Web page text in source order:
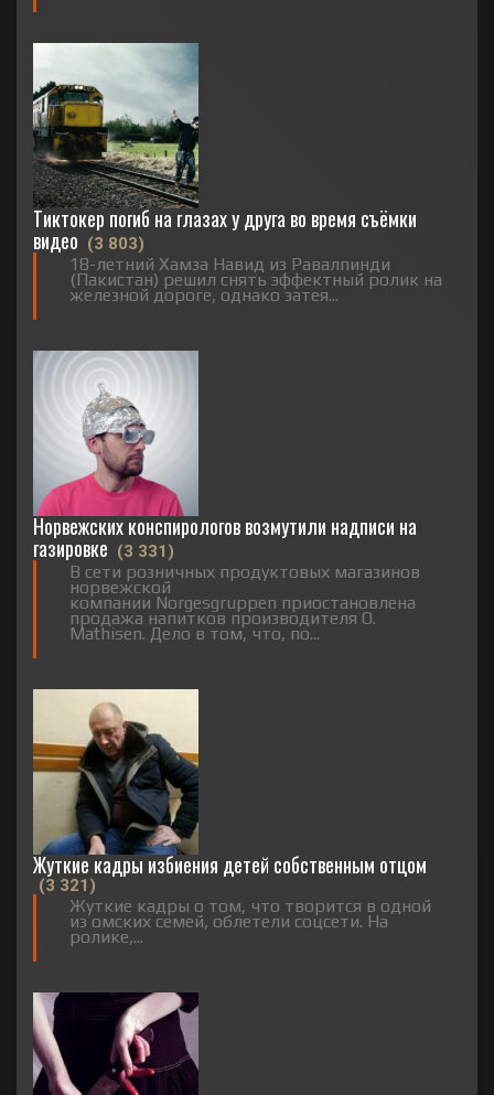
Тиктокер погиб на глазах у друга во время съёмки
видео (3 803)
18-летний Хамза Навид из Равалпинди
(Пакистан) решил снять эффектный ролик на
железной дороге, однако затея...
Норвежских конспирологов возмутили надписи на
газировке (3 331)
В сети розничных продуктовых магазинов
норвежской
компании Norgesgruppen приостановлена
продажа напитков производителя O.
Mathisen. Дело в том, что, по...
Жуткие кадры избиения детей собственным отцом
(3 321)
Жуткие кадры о том, что творится в одной
из омских семей, облетели соцсети. На
ролике,...